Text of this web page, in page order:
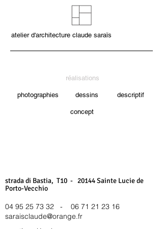
atelier d'architecture claude saraïs
réalisations
photographies dessins descriptif
concept
strada di Bastia, T10 - 20144 Sainte Lucie de
Porto-Vecchio
04 95 25 73 32 - 06 71 21 23 16
saraisclaude@orange.fr